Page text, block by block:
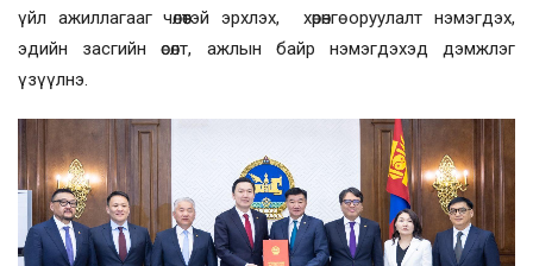
үйл ажиллагааг чөлөөтэй эрхлэх, хөрөнгө оруулалт нэмэгдэх,
эдийн засгийн өсөлт, ажлын байр нэмэгдэхэд дэмжлэг
үзүүлнэ.